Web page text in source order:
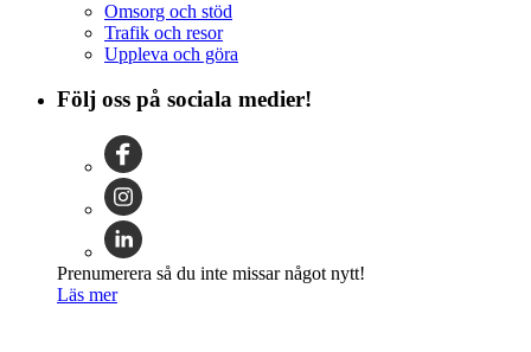
Omsorg och stöd
Trafik och resor
Uppleva och göra
Följ oss på sociala medier!
Prenumerera så du inte missar något nytt!
Läs mer